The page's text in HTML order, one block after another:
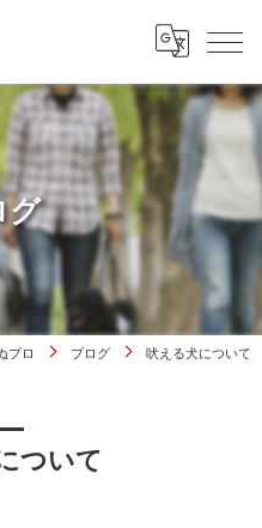
グ
プロ ブログ 吠える犬について
ついて